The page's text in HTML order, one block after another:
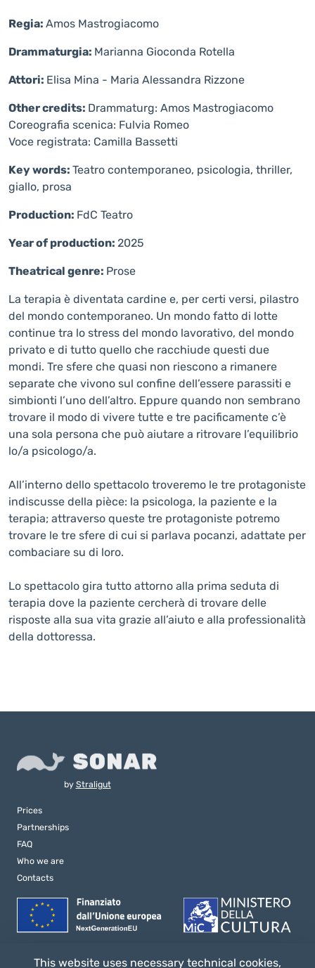
Regia: Amos Mastrogiacomo
Drammaturgia: Marianna Gioconda Rotella
Attori: Elisa Mina - Maria Alessandra Rizzone
Other credits: Drammaturg: Amos Mastrogiacomo
Coreografia scenica: Fulvia Romeo
Voce registrata: Camilla Bassetti
Key words: Teatro contemporaneo, psicologia, thriller,
giallo, prosa
Production: FdC Teatro
Year of production: 2025
Theatrical genre: Prose
La terapia è diventata cardine e, per certi versi, pilastro
del mondo contemporaneo. Un mondo fatto di lotte
continue tra lo stress del mondo lavorativo, del mondo
privato e di tutto quello che racchiude questi due
mondi. Tre sfere che quasi non riescono a rimanere
separate che vivono sul confine dell’essere parassiti e
simbionti l’uno dell’altro. Eppure quando non sembrano
trovare il modo di vivere tutte e tre pacificamente c’è
una sola persona che può aiutare a ritrovare l’equilibrio
lo/a psicologo/a.
All’interno dello spettacolo troveremo le tre protagoniste
indiscusse della pièce: la psicologa, la paziente e la
terapia; attraverso queste tre protagoniste potremo
trovare le tre sfere di cui si parlava pocanzi, adattate per
combaciare su di loro.
Lo spettacolo gira tutto attorno alla prima seduta di
terapia dove la paziente cercherà di trovare delle
risposte alla sua vita grazie all’aiuto e alla professionalità
della dottoressa.
by Straligut
Prices
Partnerships
FAQ
Who we are
Contacts
This website uses necessary technical cookies,